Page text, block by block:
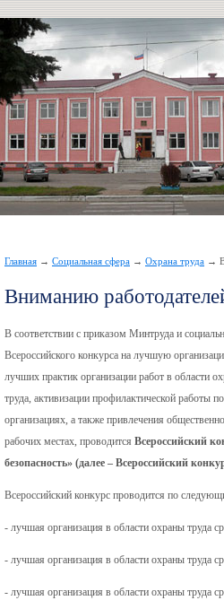
Главная → Социальная сфера → Охрана труда →
Вниманию
В соответствии с приказом Минтруда и
Всероссийского конкурса на лучшую
лучших практик организации работ в области
труда, активизации профилактической работы
организациях, а также привлечения
рабочих местах, проводится Всероссийский
безопасность» (далее – Всероссийский
Всероссийский конкурс проводится по
- лучшая организация в области охраны труда
- лучшая организация в области охраны труда
- лучшая организация в области охраны труда